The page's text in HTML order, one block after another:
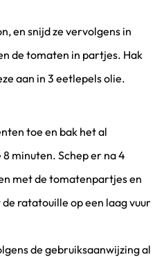
en snijd ze vervolgens in
de tomaten in partjes. Hak
aan in 3 eetlepels olie.
te vinken
toe en bak het al
minuten. Schep er na 4
met de tomatenpartjes en
ratatouille op een laag vuur
te vinken
de gebruiksaanwijzing al